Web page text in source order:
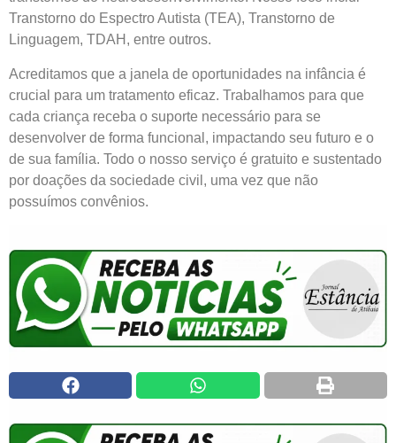
Transtorno do Espectro Autista (TEA), Transtorno de
Linguagem, TDAH, entre outros.
Acreditamos que a janela de oportunidades na infância é
crucial para um tratamento eficaz. Trabalhamos para que
cada criança receba o suporte necessário para se
desenvolver de forma funcional, impactando seu futuro e o
de sua família. Todo o nosso serviço é gratuito e sustentado
por doações da sociedade civil, uma vez que não
possuímos convênios.